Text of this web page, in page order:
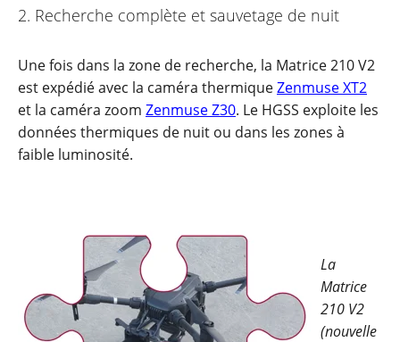
2. Recherche complète et sauvetage de nuit
Une fois dans la zone de recherche, la Matrice 210 V2
est expédié avec la caméra thermiqueZenmuse XT2
et la caméra zoom Zenmuse Z30. Le HGSS exploite les
données thermiques de nuit ou dans les zones à
faible luminosité.
La
Matrice
210 V2
(nouvelle